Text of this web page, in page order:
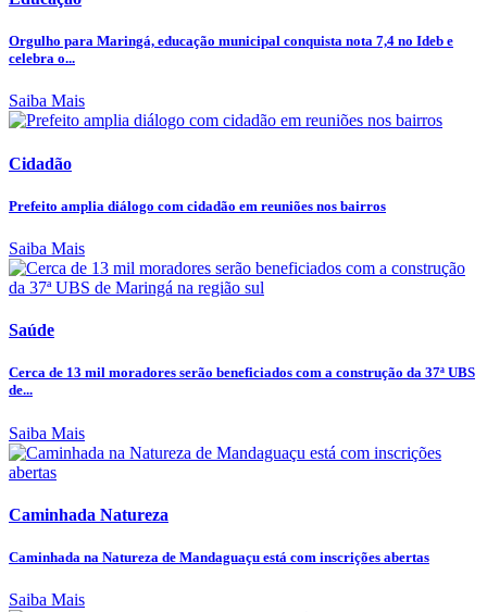
Orgulho para Maringá, educação municipal conquista nota 7,4 no Ideb e
celebra o...
Saiba Mais
Cidadão
Prefeito amplia diálogo com cidadão em reuniões nos bairros
Saiba Mais
Saúde
Cerca de 13 mil moradores serão beneficiados com a construção da 37ª UBS
de...
Saiba Mais
Caminhada Natureza
Caminhada na Natureza de Mandaguaçu está com inscrições abertas
Saiba Mais